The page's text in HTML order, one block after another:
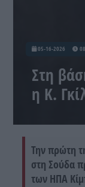
05-16-2026
Στη
η Κ.
Την πρώτη
στη Σούδα
των ΗΠΑ